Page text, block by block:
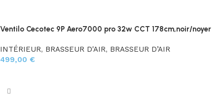
Ventilo Cecotec 9P Aero7000 pro 32w CCT 178cm,noir/noyer
INTÉRIEUR, BRASSEUR D'AIR, BRASSEUR D’AIR
499,00 €